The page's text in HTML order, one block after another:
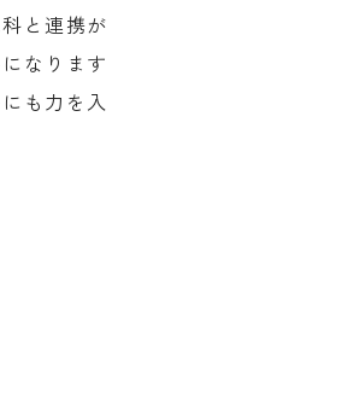
と連携が
なります
も力を入